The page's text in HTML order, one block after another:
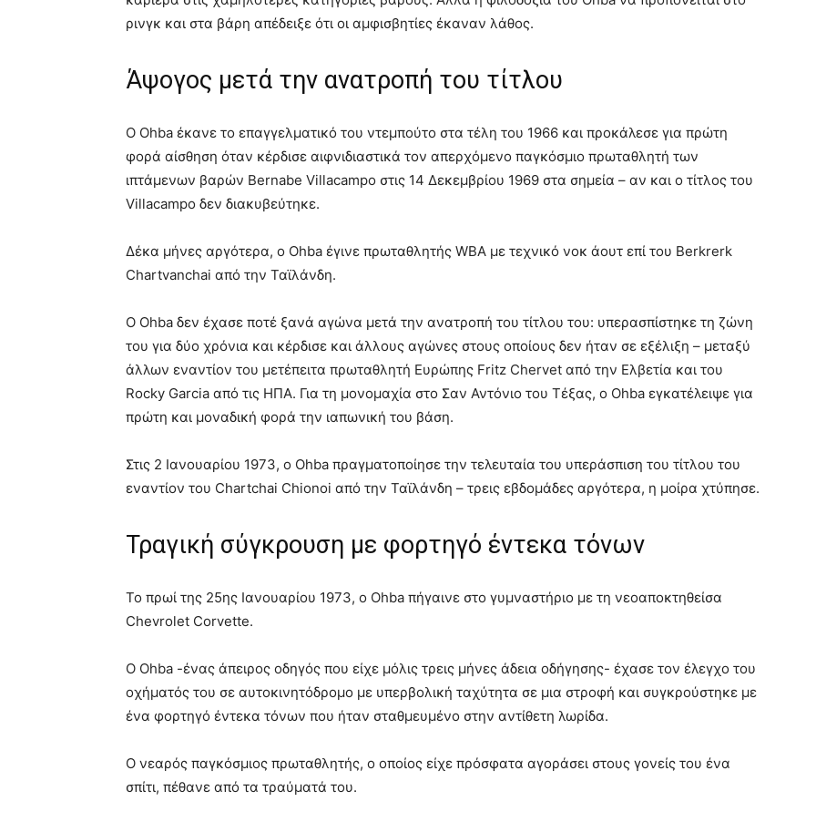
ρινγκ και στα βάρη απέδειξε ότι οι αμφισβητίες έκαναν λάθος.
Άψογος μετά την ανατροπή του τίτλου
Ο Ohba έκανε το επαγγελματικό του ντεμπούτο στα τέλη του 1966 και προκάλεσε για πρώτη
φορά αίσθηση όταν κέρδισε αιφνιδιαστικά τον απερχόμενο παγκόσμιο πρωταθλητή των
ιπτάμενων βαρών Bernabe Villacampo στις 14 Δεκεμβρίου 1969 στα σημεία – αν και ο τίτλος του
Villacampo δεν διακυβεύτηκε.
Δέκα μήνες αργότερα, ο Ohba έγινε πρωταθλητής WBA με τεχνικό νοκ άουτ επί του Berkrerk
Chartvanchai από την Ταϊλάνδη.
Ο Ohba δεν έχασε ποτέ ξανά αγώνα μετά την ανατροπή του τίτλου του: υπερασπίστηκε τη ζώνη
του για δύο χρόνια και κέρδισε και άλλους αγώνες στους οποίους δεν ήταν σε εξέλιξη – μεταξύ
άλλων εναντίον του μετέπειτα πρωταθλητή Ευρώπης Fritz Chervet από την Ελβετία και του
Rocky Garcia από τις ΗΠΑ. Για τη μονομαχία στο Σαν Αντόνιο του Τέξας, ο Ohba εγκατέλειψε για
πρώτη και μοναδική φορά την ιαπωνική του βάση.
Στις 2 Ιανουαρίου 1973, ο Ohba πραγματοποίησε την τελευταία του υπεράσπιση του τίτλου του
εναντίον του Chartchai Chionoi από την Ταϊλάνδη – τρεις εβδομάδες αργότερα, η μοίρα χτύπησε.
Τραγική σύγκρουση με φορτηγό έντεκα τόνων
Το πρωί της 25ης Ιανουαρίου 1973, ο Ohba πήγαινε στο γυμναστήριο με τη νεοαποκτηθείσα
Chevrolet Corvette.
Ο Ohba -ένας άπειρος οδηγός που είχε μόλις τρεις μήνες άδεια οδήγησης- έχασε τον έλεγχο του
οχήματός του σε αυτοκινητόδρομο με υπερβολική ταχύτητα σε μια στροφή και συγκρούστηκε με
ένα φορτηγό έντεκα τόνων που ήταν σταθμευμένο στην αντίθετη λωρίδα.
Ο νεαρός παγκόσμιος πρωταθλητής, ο οποίος είχε πρόσφατα αγοράσει στους γονείς του ένα
σπίτι, πέθανε από τα τραύματά του.